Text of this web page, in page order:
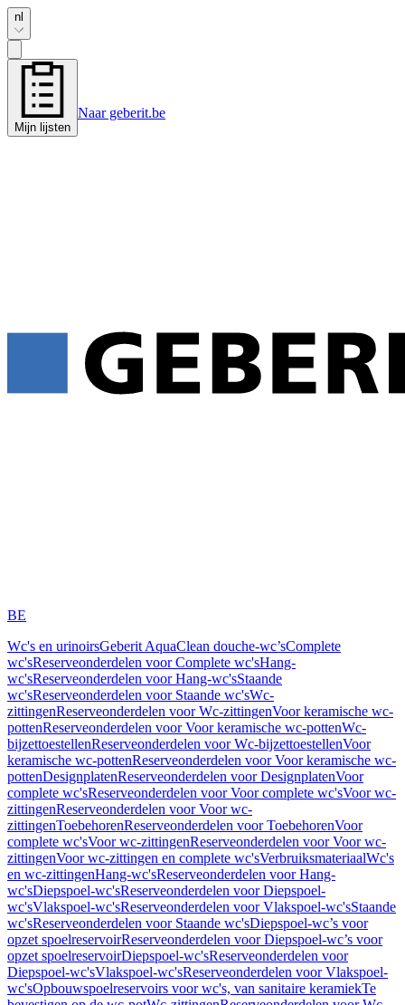
nl
Mijn lijsten
Naar geberit.be
BE
Wc's en urinoirsGeberit AquaClean douche-wc’sComplete
wc'sReserveonderdelen voor Complete wc'sHang-
wc'sReserveonderdelen voor Hang-wc'sStaande
wc'sReserveonderdelen voor Staande wc'sWc-
zittingenReserveonderdelen voor Wc-zittingenVoor keramische wc-
pottenReserveonderdelen voor Voor keramische wc-pottenWc-
bijzettoestellenReserveonderdelen voor Wc-bijzettoestellenVoor
keramische wc-pottenReserveonderdelen voor Voor keramische wc-
pottenDesignplatenReserveonderdelen voor DesignplatenVoor
complete wc'sReserveonderdelen voor Voor complete wc'sVoor wc-
zittingenReserveonderdelen voor Voor wc-
zittingenToebehorenReserveonderdelen voor ToebehorenVoor
complete wc'sVoor wc-zittingenReserveonderdelen voor Voor wc-
zittingenVoor wc-zittingen en complete wc'sVerbruiksmateriaalWc's
en wc-zittingenHang-wc'sReserveonderdelen voor Hang-
wc'sDiepspoel-wc'sReserveonderdelen voor Diepspoel-
wc'sVlakspoel-wc'sReserveonderdelen voor Vlakspoel-wc'sStaande
wc'sReserveonderdelen voor Staande wc'sDiepspoel-wc’s voor
opzet spoelreservoirReserveonderdelen voor Diepspoel-wc’s voor
opzet spoelreservoirDiepspoel-wc'sReserveonderdelen voor
Diepspoel-wc'sVlakspoel-wc'sReserveonderdelen voor Vlakspoel-
wc'sOpbouwspoelreservoirs voor wc's, van sanitaire keramiekTe